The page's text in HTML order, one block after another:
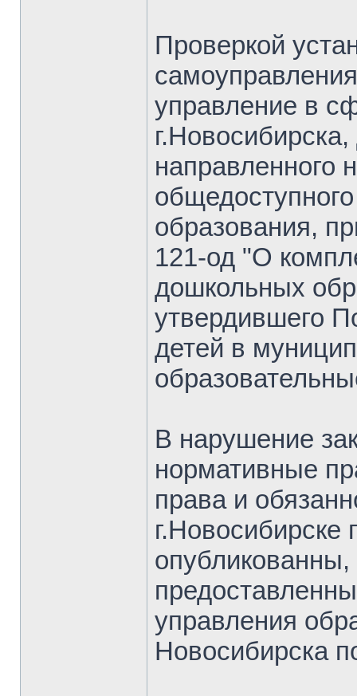
Проверкой
управление в
направленного
образования,
121-од "О
дошкольных
утвердившего
детей в
В нарушение
нормативные
права и
управления
Новосибирска